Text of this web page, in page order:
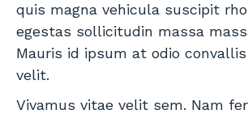
quis magna vehicula suscipit
egestas sollicitudin massa
Mauris id ipsum at odio
velit.
Vivamus vitae velit sem. Nam